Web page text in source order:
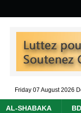
Friday 07 August 2026
AL-SHABAKA